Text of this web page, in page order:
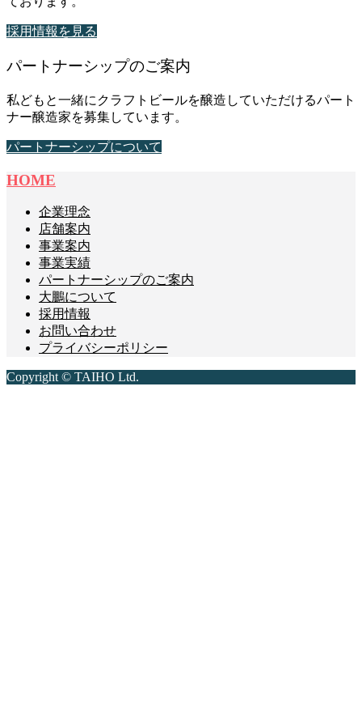
採用情報を見る
パートナーシップのご案内
私どもと一緒にクラフトビールを醸造していただけるパート
ナー醸造家を募集しています。
パートナーシップについて
HOME
企業理念
店舗案内
事業案内
事業実績
パートナーシップのご案内
大鵬について
採用情報
お問い合わせ
プライバシーポリシー
Copyright © TAIHO Ltd.